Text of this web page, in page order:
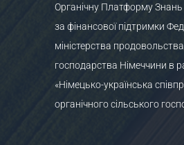
Органічну Платформу
за фінансової підтримки
міністерства
господарства Німеччини в
«Німецько-українська
органічного сільського